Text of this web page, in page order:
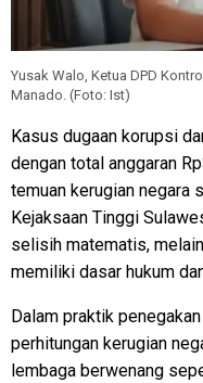
Yusak Walo, Ketua DPD
Manado. (Foto: Ist)
Kasus dugaan korupsi
dengan total anggaran
temuan kerugian negara
Kejaksaan Tinggi
selisih matematis,
memiliki dasar hukum
Dalam praktik
perhitungan kerugian
lembaga berwenang